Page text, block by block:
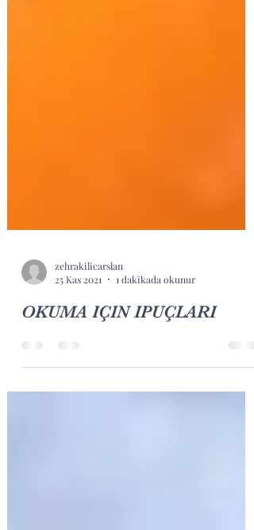
zehrakilicarslan
25 Kas 2021
1 dakikada okunur
OKUMA IÇIN IPUÇLARI